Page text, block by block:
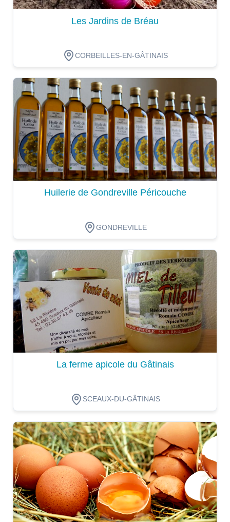
Les Jardins de Bréau
CORBEILLES-EN-GÂTINAIS
Dégustation
Huilerie de Gondreville Péricouche
GONDREVILLE
Dégustation
La ferme apicole du Gâtinais
SCEAUX-DU-GÂTINAIS
Dégustation